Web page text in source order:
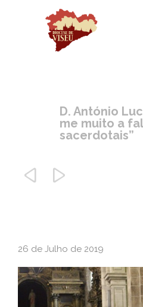
D. António
me muito a
sacerdotais”
 
26 de Julho de 2019